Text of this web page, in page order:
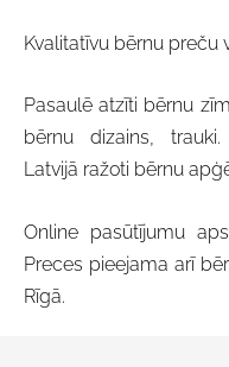
Kvalitatīvu bērnu preču
Pasaulē atzīti bērnu
bērnu dizains,
Latvijā ražoti bērnu
Online pasūtījumu
Preces pieejama arī
Rīgā.